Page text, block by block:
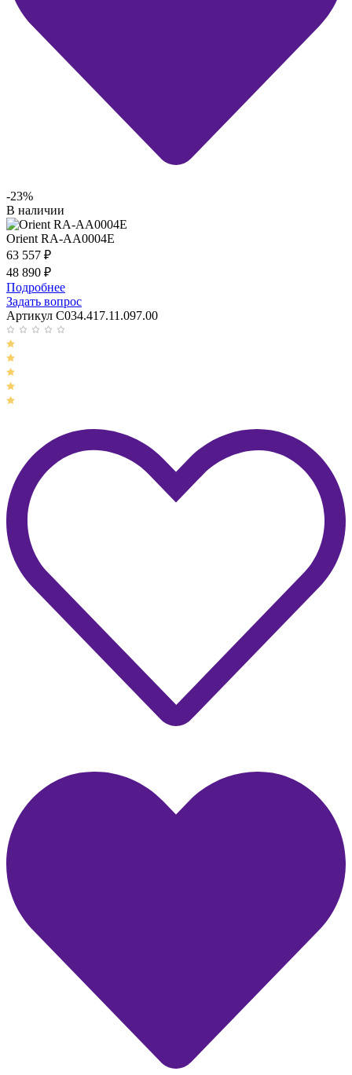
-23%
В наличии
Orient RA-AA0004E
63 557 ₽
48 890 ₽
Подробнее
Задать вопрос
Артикул C034.417.11.097.00